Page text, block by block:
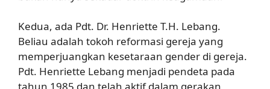
Kedua, ada Pdt. Dr. Henriette T.H. Lebang.
Beliau adalah tokoh reformasi gereja yang
memperjuangkan kesetaraan gender di gereja.
Pdt. Henriette Lebang menjadi pendeta pada